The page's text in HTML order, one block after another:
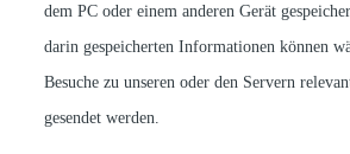
dem PC oder einem anderen Gerät
darin gespeicherten Informationen können
Besuche zu unseren oder den Servern
gesendet werden.